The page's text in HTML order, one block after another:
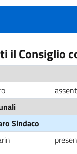
il Consiglio
Sindaco